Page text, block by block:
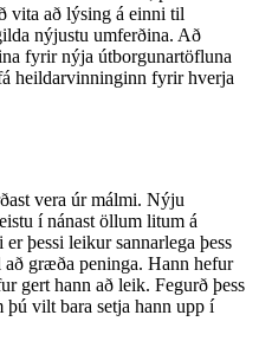
vita að lýsing á einni til
nýjustu umferðina. Að
fyrir nýja útborgunartöfluna
heildarvinninginn fyrir hverja
vera úr málmi. Nýju
í nánast öllum litum á
þessi leikur sannarlega þess
græða peninga. Hann hefur
gert hann að leik. Fegurð þess
þú vilt bara setja hann upp í